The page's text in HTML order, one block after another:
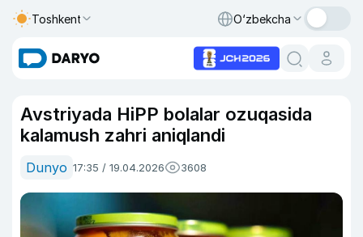
Toshkent O‘zbekcha
Avstriyada HiPP bolalar ozuqasida
kalamush zahri aniqlandi
Dunyo 17:35 / 19.04.2026 3608